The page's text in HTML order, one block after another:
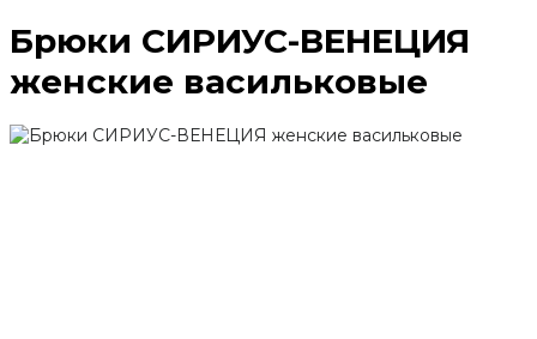
Брюки СИРИУС-ВЕНЕЦИЯ
женские васильковые